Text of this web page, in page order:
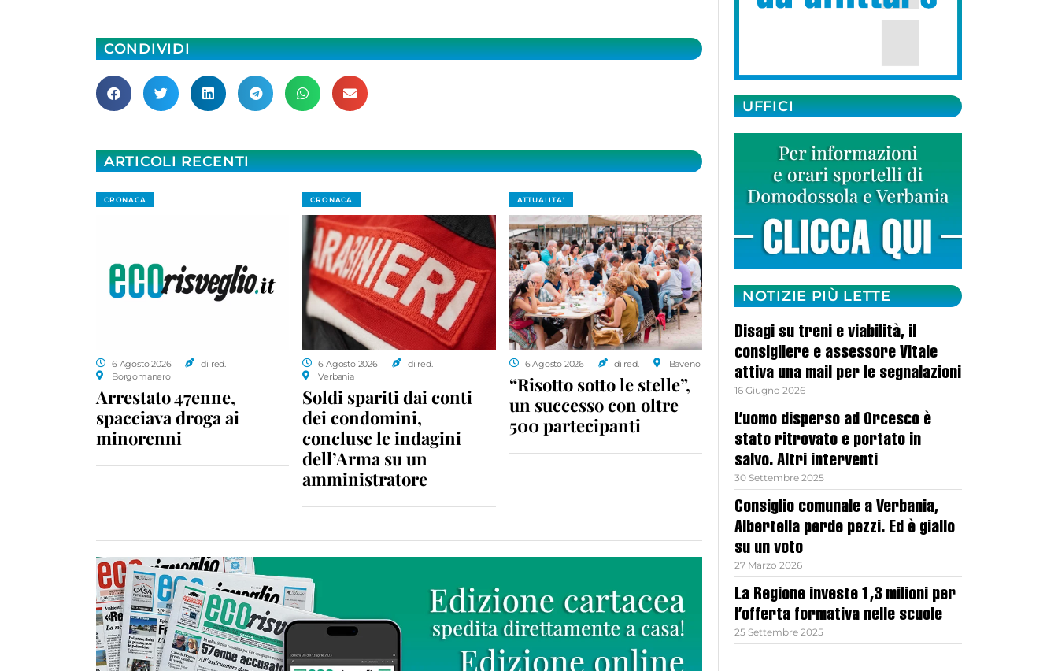
CONDIVIDI
ARTICOLI RECENTI
CRONACA
6 Agosto 2026
di red.
Borgomanero
Arrestato 47enne,
spacciava droga ai
minorenni
CRONACA
6 Agosto 2026
di red.
Verbania
Soldi spariti dai conti
dei condomini,
concluse le indagini
dell’Arma su un
amministratore
ATTUALITA'
6 Agosto 2026 di red. Baveno
“Risotto sotto le stelle”,
un successo con oltre
500 partecipanti
UFFICI
NOTIZIE PIÙ LETTE
Disagi su treni e viabilità, il
consigliere e assessore Vitale
attiva una mail per le segnalazioni
16 Giugno 2026
L’uomo disperso ad Orcesco è
stato ritrovato e portato in
salvo. Altri interventi
30 Settembre 2025
Consiglio comunale a Verbania,
Albertella perde pezzi. Ed è giallo
su un voto
27 Marzo 2026
La Regione investe 1,3 milioni per
l’offerta formativa nelle scuole
25 Settembre 2025